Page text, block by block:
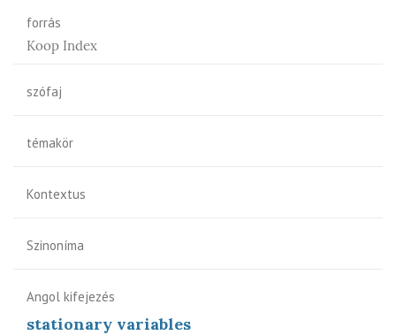
forrás
Koop Index
szófaj
témakör
Kontextus
Szinoníma
Angol kifejezés
stationary variables